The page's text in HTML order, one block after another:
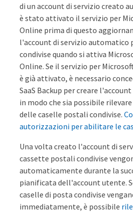
di un account di servizio creato
è stato attivato il servizio per
Online prima di questo
l'account di servizio automatico
condivise quando si attiva
Online. Se il servizio per
è già attivato, è necessario
SaaS Backup per creare
in modo che sia possibile
delle caselle postali condivise.
autorizzazioni per abilitare le
Una volta creato l'account di
cassette postali condivise
automaticamente durante la
pianificata dell'account utente.
caselle di posta condivise
immediatamente, è possibile